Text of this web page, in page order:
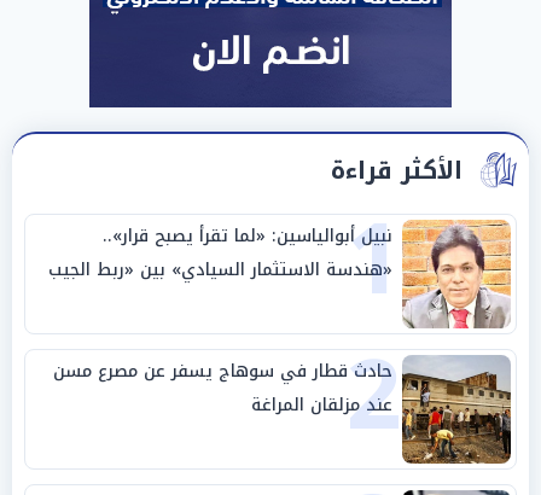
الأكثر قراءة
1
نبيل أبوالياسين: «لما تقرأ يصبح قرار»..
«هندسة الاستثمار السيادي» بين «ربط الجيب
بالوطن» و«سيادة الكلمة»
2
حادث قطار في سوهاج يسفر عن مصرع مسن
عند مزلقان المراغة